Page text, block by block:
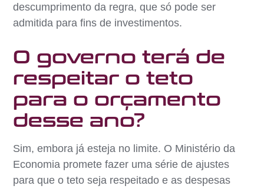
descumprimento da regra, que só pode ser
admitida para fins de investimentos.
O governo terá de
respeitar o teto
para o orçamento
desse ano?
Sim, embora já esteja no limite. O Ministério da
Economia promete fazer uma série de ajustes
para que o teto seja respeitado e as despesas